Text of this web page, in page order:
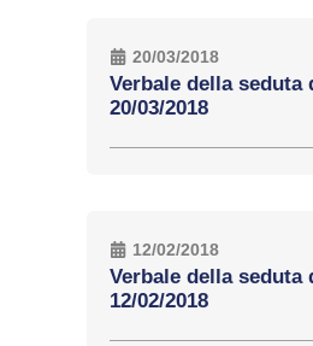
20/03/2018
Verbale della seduta
20/03/2018
12/02/2018
Verbale della seduta
12/02/2018